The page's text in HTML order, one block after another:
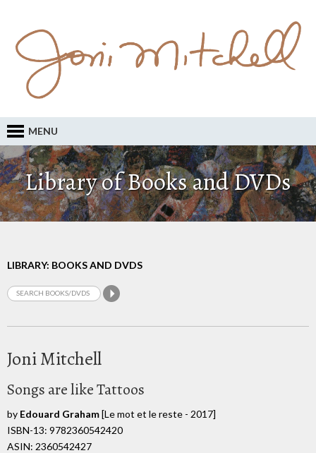
MENU
Library of Books and DVDs
LIBRARY: BOOKS AND DVDS
Joni Mitchell
Songs are like Tattoos
by Edouard Graham[Le mot et le reste - 2017]
ISBN-13: 9782360542420
ASIN: 2360542427